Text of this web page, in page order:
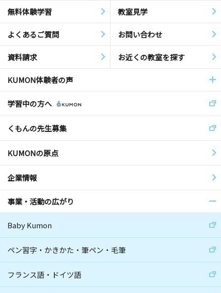
無料体験学習 教室見学
よくあるご質問 お問い合わせ
資料請求 お近くの教室を探す
KUMON体験者の声
学習中の方へ
くもんの先生募集
KUMONの原点
企業情報
事業・活動の広がり
Baby Kumon
ペン習字・かきかた・筆ペン・毛筆
フランス語・ドイツ語